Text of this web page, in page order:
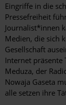
Eingriffe in die
Pressefreiheit
Journalist*innen
Medien, die sich
Gesellschaft
Internet präsente
Meduza, der
Nowaja Gaseta
alle setzen ihre